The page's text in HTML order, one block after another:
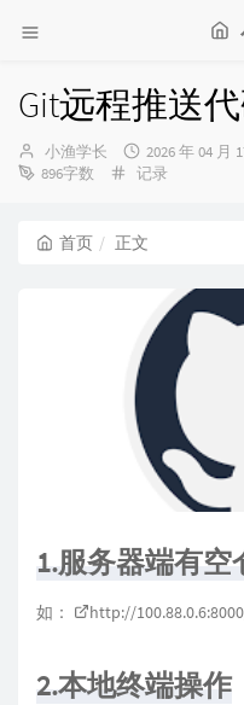
Git远程推送
博
主：
小渔学长
发
布
2026 年 04 月
896字数
分
记录
首页 正文
1.服务器端有空
如： http://
2.本地终端操作